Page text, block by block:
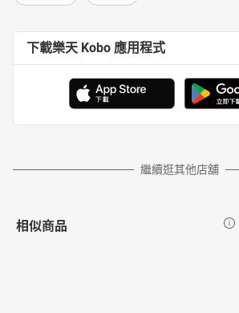
下載樂天 Kobo 應用程式
繼續逛其他店舖
相似商品